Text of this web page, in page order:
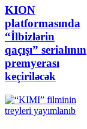
KION
platformasında
“İlbizlərin
qaçışı” serialının
premyerası
keçiriləcək